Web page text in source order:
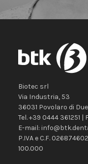
Biotec srl
Via Industria, 53
36031 Povolaro di
Tel.+39 0444 361251 |
E-mail:
P.IVA e C.F.
100.000